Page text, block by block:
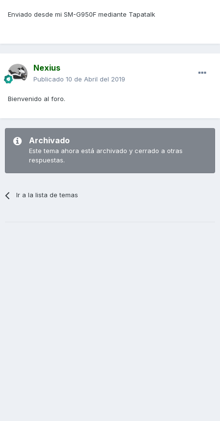
Enviado desde mi SM-G950F mediante Tapatalk
Nexius
Publicado 10 de Abril del 2019
Bienvenido al foro.
Archivado
Este tema ahora está archivado y cerrado a otras
respuestas.
Ir a la lista de temas